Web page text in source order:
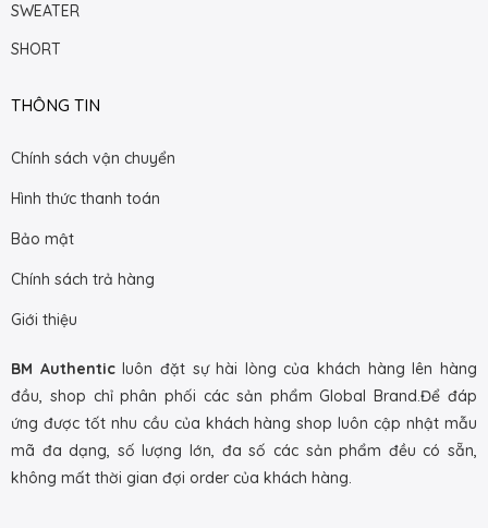
SWEATER
SHORT
THÔNG TIN
Chính sách vận chuyển
Hình thức thanh toán
Bảo mật
Chính sách trả hàng
Giới thiệu
BM Authenticluôn đặt sự hài lòng của khách hàng lên hàng
đầu, shop chỉ phân phối các sản phẩm Global Brand.Để đáp
ứng được tốt nhu cầu của khách hàng shop luôn cập nhật mẫu
mã đa dạng, số lượng lớn, đa số các sản phẩm đều có sẵn,
không mất thời gian đợi order của khách hàng.